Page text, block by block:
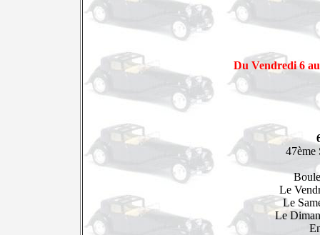
Du Vendredi 6
47ème
Le
Le
Le